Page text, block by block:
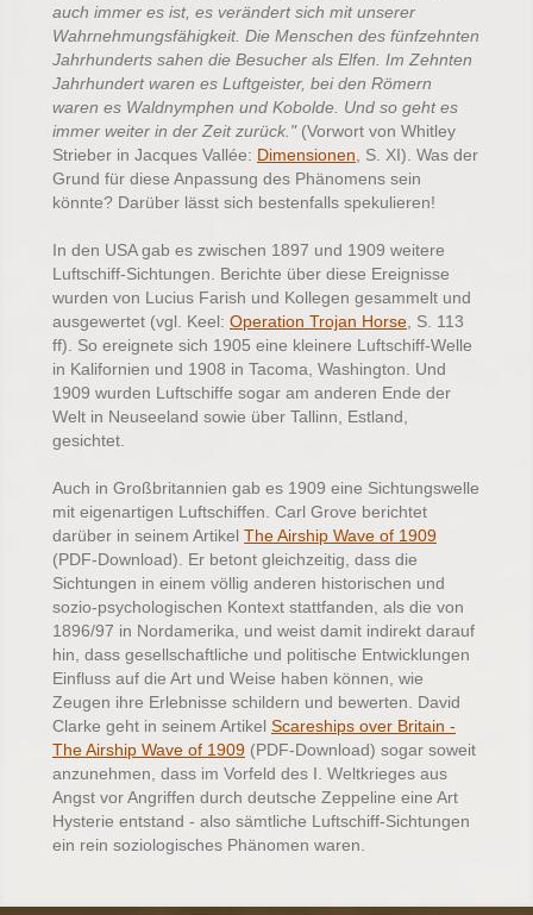
auch immer es ist, es verändert sich mit unserer
Wahrnehmungsfähigkeit. Die Menschen des fünfzehnten
Jahrhunderts sahen die Besucher als Elfen. Im Zehnten
Jahrhundert waren es Luftgeister, bei den Römern
waren es Waldnymphen und Kobolde. Und so geht es
immer weiter in der Zeit zurück."(Vorwort von Whitley
Strieber in Jacques Vallée: Dimensionen , S. XI). Was der
Grund für diese Anpassung des Phänomens sein
könnte? Darüber lässt sich bestenfalls spekulieren!
In den USA gab es zwischen 1897 und 1909 weitere
Luftschiff-Sichtungen. Berichte über diese Ereignisse
wurden von Lucius Farish und Kollegen gesammelt und
ausgewertet (vgl. Keel: Operation Trojan Horse , S. 113
ff). So ereignete sich 1905 eine kleinere Luftschiff-Welle
in Kalifornien und 1908 in Tacoma, Washington. Und
1909 wurden Luftschiffe sogar am anderen Ende der
Welt in Neuseeland sowie über Tallinn, Estland,
gesichtet.
Auch in Großbritannien gab es 1909 eine Sichtungswelle
mit eigenartigen Luftschiffen. Carl Grove berichtet
darüber in seinem Artikel The Airship Wave of 1909
(PDF-Download). Er betont gleichzeitig, dass die
Sichtungen in einem völlig anderen historischen und
sozio-psychologischen Kontext stattfanden, als die von
1896/97 in Nordamerika, und weist damit indirekt darauf
hin, dass gesellschaftliche und politische Entwicklungen
Einfluss auf die Art und Weise haben können, wie
Zeugen ihre Erlebnisse schildern und bewerten. David
Clarke geht in seinem Artikel Scareships over Britain -
The Airship Wave of 1909 (PDF-Download) sogar soweit
anzunehmen, dass im Vorfeld des I. Weltkrieges aus
Angst vor Angriffen durch deutsche Zeppeline eine Art
Hysterie entstand - also sämtliche Luftschiff-Sichtungen
ein rein soziologisches Phänomen waren.